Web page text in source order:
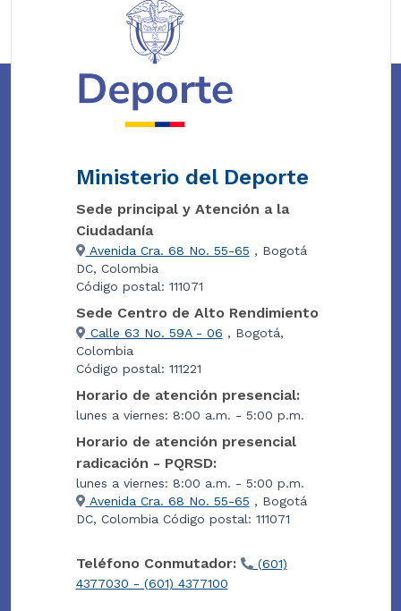
Ministerio del Deporte
Sede principal y Atención a la
Ciudadanía
Avenida Cra. 68 No. 55-65 , Bogotá
DC, Colombia
Código postal: 111071
Sede Centro de Alto Rendimiento
Calle 63 No. 59A - 06 , Bogotá,
Colombia
Código postal: 111221
Horario de atención presencial:
lunes a viernes: 8:00 a.m. - 5:00 p.m.
Horario de atención presencial
radicación - PQRSD:
lunes a viernes: 8:00 a.m. - 5:00 p.m.
Avenida Cra. 68 No. 55-65 , Bogotá
DC, Colombia Código postal: 111071
Teléfono Conmutador:
(601)
4377030 - (601) 4377100